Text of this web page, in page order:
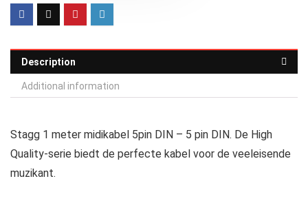
Description
Additional information
Stagg 1 meter midikabel 5pin DIN – 5 pin DIN. De High
Quality-serie biedt de perfecte kabel voor de veeleisende
muzikant.